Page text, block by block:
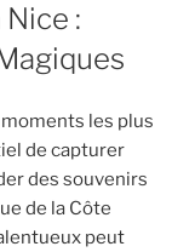
:
les plus
de capturer
des souvenirs
de la Côte
peut